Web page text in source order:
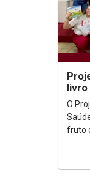
O
fruto